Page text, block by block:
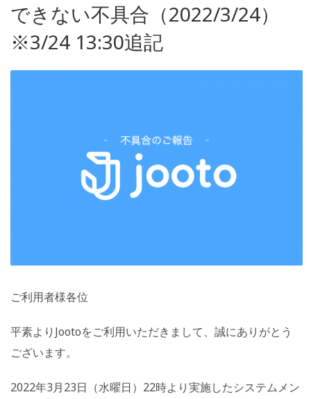
できない不具合（2022/3/24）
※3/24 13:30追記
ご利用者様各位
平素よりJootoをご利用いただきまして、誠にありがとう
ございます。
2022年3月23日（水曜日）22時より実施したシステムメン